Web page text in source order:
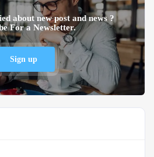
about new post and news ?
For a Newsletter.
Sign up